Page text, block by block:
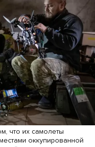
что их самолеты
оккупированной